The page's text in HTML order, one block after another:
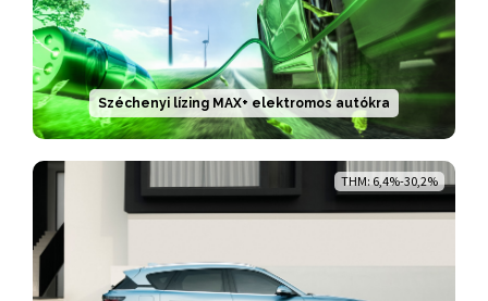
Széchenyi lízing MAX+ elektromos autókra
THM: 6,4%-30,2%